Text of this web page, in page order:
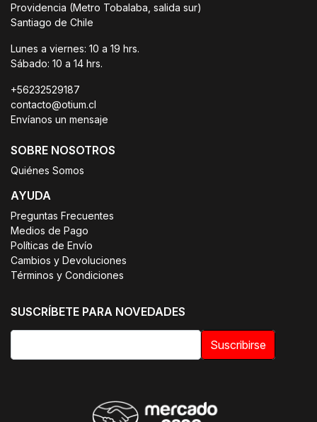
Providencia (Metro Tobalaba, salida sur)
Santiago de Chile
Lunes a viernes: 10 a 19 hrs.
Sábado: 10 a 14 hrs.
+56232529187
contacto@otium.cl
Envíanos un mensaje
SOBRE NOSOTROS
Quiénes Somos
AYUDA
Preguntas Frecuentes
Medios de Pago
Políticas de Envío
Cambios y Devoluciones
Términos y Condiciones
SUSCRÍBETE PARA NOVEDADES
Suscribirse